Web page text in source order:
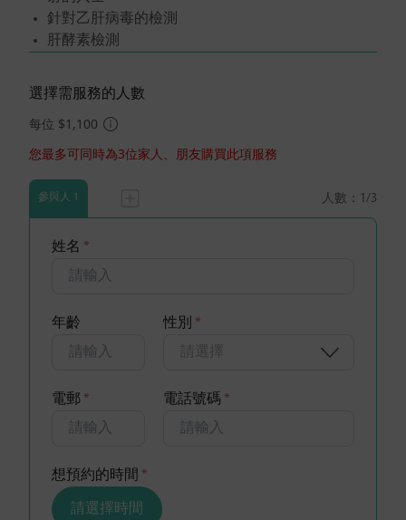
針對乙肝病毒的檢測
肝酵素檢測
選擇需服務的人數
每位 $1,100
您最多可同時為3位家人、朋友購買此項服務
參與人 1 人數： 1 /3
姓名 *
年齡 性別 *
請選擇
電郵 * 電話號碼 *
想預約的時間 *
請選擇時間